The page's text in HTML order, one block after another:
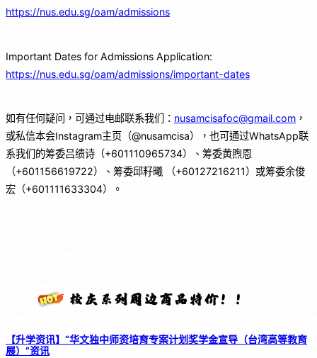
https://nus.edu.sg/oam/admissions
Important Dates for Admissions Application:
https://nus.edu.sg/oam/admissions/important-dates
如有任何疑问，可通过电邮联系我们： nusamcisafoc@gmail.com ，
或私信本会Instagram主页（@nusamcisa），也可通过WhatsApp联
系我们的筹委吕缋诗（+601110965734）、筹委黄煦恩
（+601156619722）、筹委邱籽曦 （+60127216211）或筹委余俊
宏（+601111633304）。
【升学资讯】“华文独中师资培育专案计划奖学金宣导（台湾高等教育
展）”资讯